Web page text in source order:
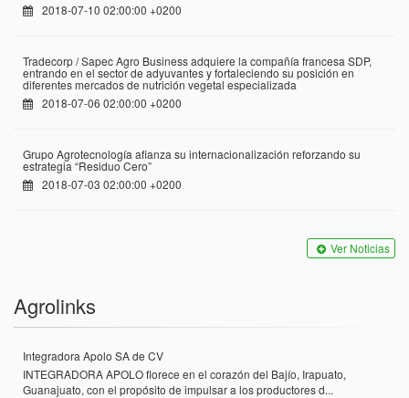
2018-07-10 02:00:00 +0200
Tradecorp / Sapec Agro Business adquiere la compañía francesa SDP,
entrando en el sector de adyuvantes y fortaleciendo su posición en
diferentes mercados de nutrición vegetal especializada
2018-07-06 02:00:00 +0200
Grupo Agrotecnología afianza su internacionalización reforzando su
estrategia “Residuo Cero”
2018-07-03 02:00:00 +0200
Ver Noticias
Agrolinks
Integradora Apolo SA de CV
INTEGRADORA APOLO florece en el corazón del Bajío, Irapuato,
Guanajuato, con el propósito de impulsar a los productores d...